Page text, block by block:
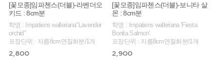
[꽃모종]임파첸스(더블)-라벤더오
키드 : 8cm분
학명 : Impatiens walleriana"Lavender
orchid"
포장단위 : 지름8cm연질화분/1개
2,800
[꽃모종]임파첸스(더블)-보니타 살
몬 : 8cm분
학명 : Impatiens walleriana 'Fiesta
Bonita Salmon'
포장단위 : 지름8cm연질화분/1개
2,900